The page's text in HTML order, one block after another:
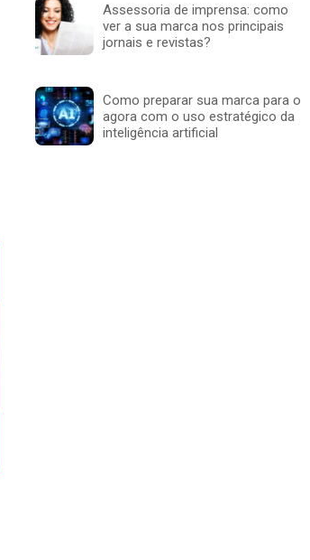
Assessoria de imprensa: como
ver a sua marca nos principais
jornais e revistas?
Como preparar sua marca para o
agora com o uso estratégico da
inteligência artificial